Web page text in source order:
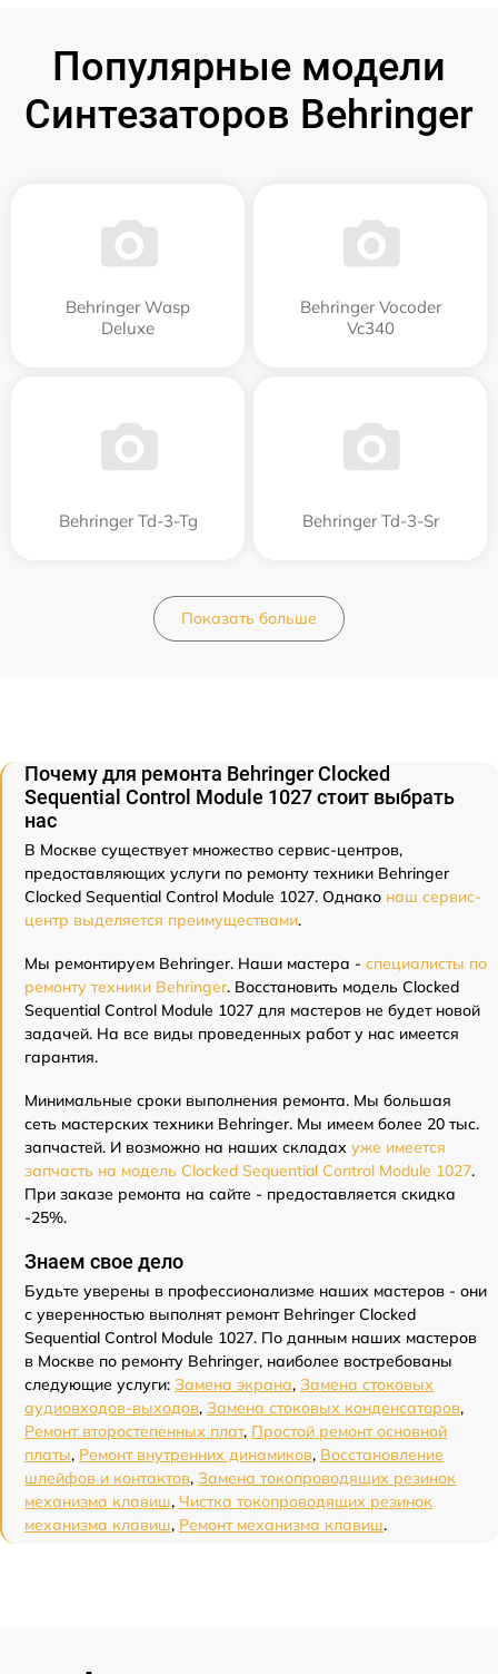
Популярные модели
Синтезаторов Behringer
Behringer Wasp
Deluxe
Behringer Vocoder
Vc340
Behringer Td-3-Tg Behringer Td-3-Sr
Показать больше
Почему для ремонта Behringer Clocked
Sequential Control Module 1027 стоит выбрать
нас
В Москве существует множество сервис-центров,
предоставляющих услуги по ремонту техники Behringer
Clocked Sequential Control Module 1027. Однако наш сервис-
центр выделяется преимуществами.
Мы ремонтируем Behringer. Наши мастера - специалисты по
ремонту техники Behringer. Восстановить модель Clocked
Sequential Control Module 1027 для мастеров не будет новой
задачей. На все виды проведенных работ у нас имеется
гарантия.
Минимальные сроки выполнения ремонта. Мы большая
сеть мастерских техники Behringer. Мы имеем более 20 тыс.
запчастей. И возможно на наших складах уже имеется
запчасть на модель Clocked Sequential Control Module 1027.
При заказе ремонта на сайте - предоставляется скидка
-25%.
Знаем свое дело
Будьте уверены в профессионализме наших мастеров - они
с уверенностью выполнят ремонт Behringer Clocked
Sequential Control Module 1027. По данным наших мастеров
в Москве по ремонту Behringer, наиболее востребованы
следующие услуги: Замена экрана, Замена стоковых
аудиовходов-выходов, Замена стоковых конденсаторов,
Ремонт второстепенных плат, Простой ремонт основной
платы, Ремонт внутренних динамиков, Восстановление
шлейфов и контактов, Замена токопроводящих резинок
механизма клавиш, Чистка токопроводящих резинок
механизма клавиш, Ремонт механизма клавиш.